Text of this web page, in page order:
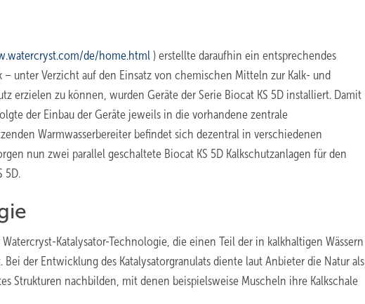
de/home.html ) erstellte daraufhin ein entsprechendes
unter Verzicht auf den Einsatz von chemischen Mitteln zur Kalk- und
erzielen zu können, wurden Geräte der Serie Biocat KS 5D installiert. Damit
der Einbau der Geräte jeweils in die vorhandene zentrale
Warmwasserbereiter befindet sich dezentral in verschiedenen
nun zwei parallel geschaltete Biocat KS 5D Kalkschutzanlagen für den
5D.
Katalysator-Technologie, die einen Teil der in kalkhaltigen Wässern
der Entwicklung des Katalysatorgranulats diente laut Anbieter die Natur als
Strukturen nachbilden, mit denen beispielsweise Muscheln ihre Kalkschale